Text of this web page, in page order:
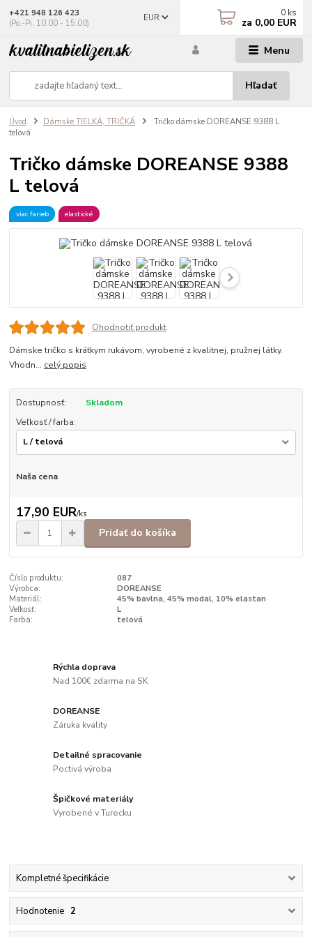
Menu
EUR
Hľadať
+421 948 126 423
(Po.-Pi. 10.00 - 15.00)
0 ks
za 0,00 EUR
Úvod Dámske TIELKÁ, TRIČKÁ
Tričko dámske DOREANSE 9388 L
telová
Tričko dámske DOREANSE 9388
L telová
viac farieb elastické
Ohodnotiť produkt
Dámske tričko s krátkym rukávom, vyrobené z kvalitnej, pružnej látky.
Vhodn... celý popis
Dostupnosť:
Skladom
Veľkosť / farba:
Naša cena
17,90 EUR/ks
Pridať do košíka
Číslo produktu:
087
Výrobca:
DOREANSE
Materiál:
45% bavlna, 45% modal, 10% elastan
Veľkosť:
L
Farba:
telová
Rýchla doprava
Nad 100€ zdarma na SK
DOREANSE
Záruka kvality
Detailné spracovanie
Poctivá výroba
Špičkové materiály
Vyrobené v Turecku
Kompletné špecifikácie
Hodnotenie 2